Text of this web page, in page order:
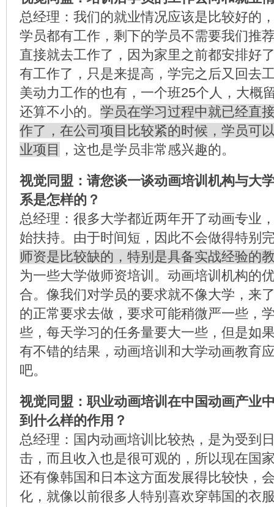
总经理：我们的就业情况应该是比较好的
学员都有工作，剩下的学员不需要我们推
直接就去工作了，因为家里之前都安排好
有工作了，只是来提高，学完之后又回去
美动力工作的也有，一个班25个人，大概
还算不小的。 学员在学习过程中就已经直
作了，在公司项目比较紧的时候，学员可
业项目 ，这也是学员非常感兴趣的。
视觉同盟：请您谈一谈动画培训机构与大
系是怎样的？
总经理：很多大学都近两年开了动画专业
始扶持。由于时间短，因此不会做得特别
师资是比较缺的，特别是具备实战经验的
为一些大学做师资培训。动画培训机构的
合。像我们对学员的要求就不像大学，来
的正常要求去做，要求可能稍微严一些，
些，每天学习的任务量要大一些，但是如
有不错的结果，动画培训和大学动画教育
吧。
视觉同盟：职业动画培训在中国动画产业
到什么样的作用？
总经理：国内动画培训比较热，是为受到
击，而且收入也是很可观的，所以现在国
还有像韩国和日本这方面发展得比较快，
化，就像以前很多人特别喜欢穿韩国的衣